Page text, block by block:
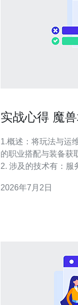
实战心得 魔
1.概述：将玩法与运
的职业搭配与装备获
2. 涉及的技术有：服
与大阪（OSA）两个
2026年7月2日